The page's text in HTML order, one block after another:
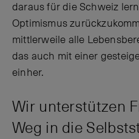
daraus für die Schweiz
Optimismus
mittlerweile alle
das auch mit einer
einher.
Wir unterstützen
Weg in die